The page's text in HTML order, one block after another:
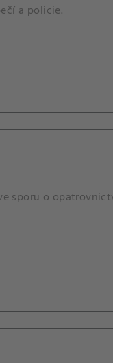
a policie.
sporu o